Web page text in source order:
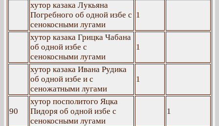
хутор казака Лукьяна
Погребного об одной избе с
сенокосными лугами
1
хутор казака Грицка Чабана
об одной избе с
сенокосными лугами
1
хутор казака Ивана Рудика
об одной избе и с
сеножатными лугами
1
90
хутор посполитого Яцка
Пидоря об одной избе с
сенокосными лугами
1